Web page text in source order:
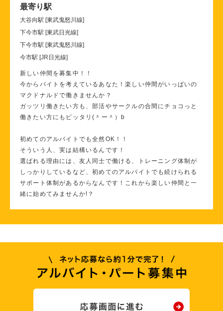
最寄り駅
大谷向駅 [東武鬼怒川線]
下今市駅 [東武日光線]
下今市駅 [東武鬼怒川線]
今市駅 [JR日光線]
新しい仲間を募集中！！
今からバイトを考えているあなた！楽しい仲間がいっぱいの
マクドナルドで働きませんか？
ガッツリ働きたい方も、部活やサークルの合間にチョコっと
働きたい方にもピッタリ(＾ー＾）b
初めてのアルバイトでも全然OK！！
そういう人、実は結構いるんです！
選ばれる理由には、友人同士で働ける、トレーニング体制が
しっかりしているなど、初めてのアルバイトでも続けられる
サポート体制があるからなんです！これから楽しい仲間と一
緒に始めてみませんか!？